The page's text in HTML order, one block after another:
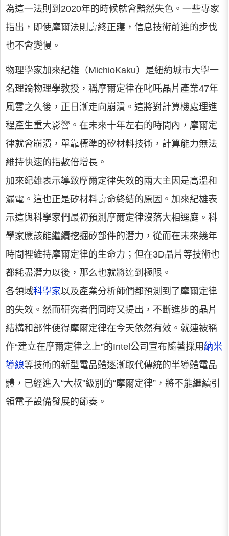
為這一法則到2020年的時候就會黯然失色。一些專家
指出，即使摩爾法則壽終正寢，信息技術前進的步伐
也不會變慢。
物理學家加來紀雄（MichioKaku）是紐約城市大學一
名理論物理學教授，稱摩爾定律在叱吒晶片產業47年
風雲之久後，正日漸走向崩潰。這將對計算機處理進
程產生重大影響。在未來十年左右的時間內，摩爾定
律就會崩潰，單靠標準的矽材料技術，計算能力無法
維持快速的指數倍增長。
加來紀雄表示導致摩爾定律失效的兩大主因是高溫和
漏電。這也正是矽材料壽命終結的原因。加來紀雄表
示這與科學家們最初預測摩爾定律沒落大相逕庭。科
學家應該能繼續挖掘矽部件的潛力，從而在未來幾年
時間裡維持摩爾定律的生命力；但在3D晶片等技術也
都耗盡潛力以後，那么也就將達到極限。
各領域科學家以及產業分析師們都預測到了摩爾定律
的失效。然而研究者們同時又提出，不斷進步的晶片
結構和部件使得摩爾定律在今天依然有效。就連被稱
作“建立在摩爾定律之上”的Intel公司宣布隨著採用納米
導線等技術的新型電晶體逐漸取代傳統的半導體電晶
體，已經進入“大叔”級別的“摩爾定律”，將不能繼續引
領電子設備發展的節奏。